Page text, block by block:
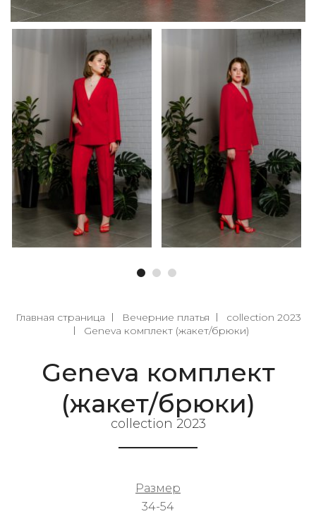
Главная страница Вечерние платья
collection 2023
Geneva комплект (жакет/брюки)
Geneva комплект
(жакет/брюки)
collection 2023
Размер
34-54